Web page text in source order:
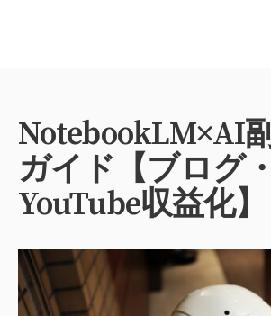
NotebookLM×AI
ガイド【ブログ・
YouTube収益化】